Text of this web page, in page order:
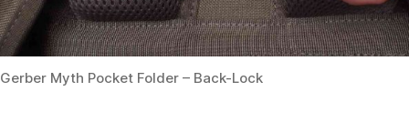
Gerber Myth Pocket Folder – Back-Lock